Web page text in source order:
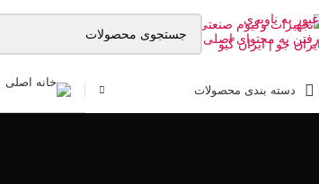
عبور به ناوبری
رفتن به محتوای اصلی
دسته بندی محصولات